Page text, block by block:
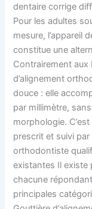
dentaire corrige
Pour les adultes
mesure, l’appareil
constitue une
Contrairement aux
d’alignement
douce : elle
par millimètre,
morphologie.
prescrit et suivi
orthodontiste
existantes Il existe
chacune
principales